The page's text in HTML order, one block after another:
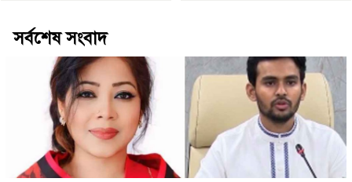
সর্বশেষ সংবাদ